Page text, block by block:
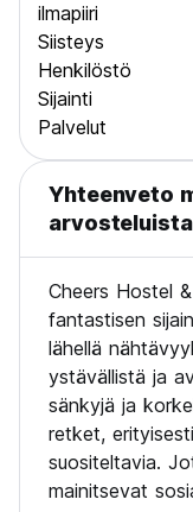
ilmapiiri
Siisteys
Henkilöstö
Sijainti
Palvelut
Yhteenveto
arvosteluista
Cheers Hostel
fantastisen
lähellä
ystävällistä ja
sänkyjä ja
retket,
suositeltavia.
mainitsevat